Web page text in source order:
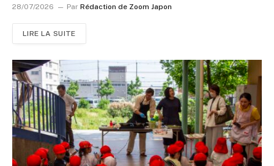
28/07/2026 Par Rédaction de Zoom Japon
LIRE LA SUITE